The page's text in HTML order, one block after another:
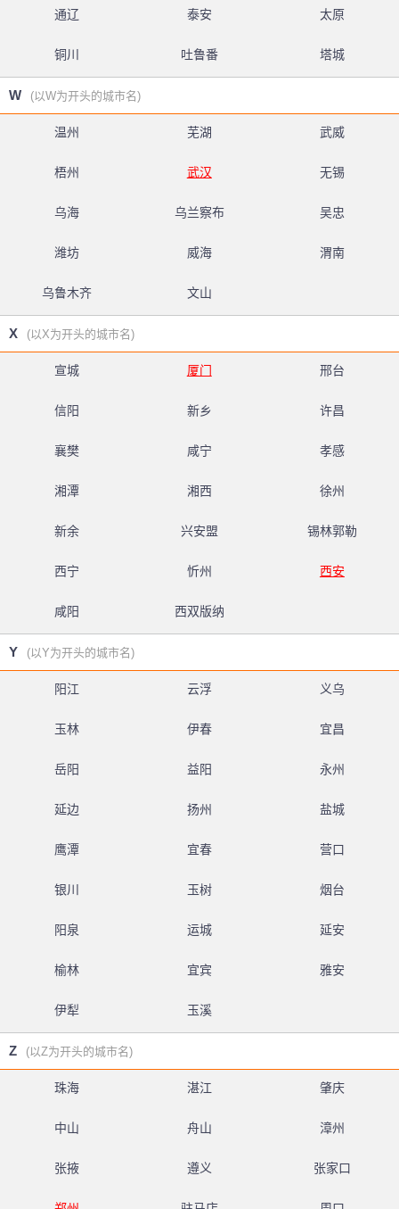
通辽 泰安 太原
铜川 吐鲁番 塔城
W (以W为开头的城市名)
温州 芜湖 武威
梧州 武汉 无锡
乌海 乌兰察布 吴忠
潍坊 威海 渭南
乌鲁木齐 文山
X (以X为开头的城市名)
宣城 厦门 邢台
信阳 新乡 许昌
襄樊 咸宁 孝感
湘潭 湘西 徐州
新余 兴安盟 锡林郭勒
西宁 忻州 西安
咸阳 西双版纳
Y (以Y为开头的城市名)
阳江 云浮 义乌
玉林 伊春 宜昌
岳阳 益阳 永州
延边 扬州 盐城
鹰潭 宜春 营口
银川 玉树 烟台
阳泉 运城 延安
榆林 宜宾 雅安
伊犁 玉溪
Z (以Z为开头的城市名)
珠海 湛江 肇庆
中山 舟山 漳州
张掖 遵义 张家口